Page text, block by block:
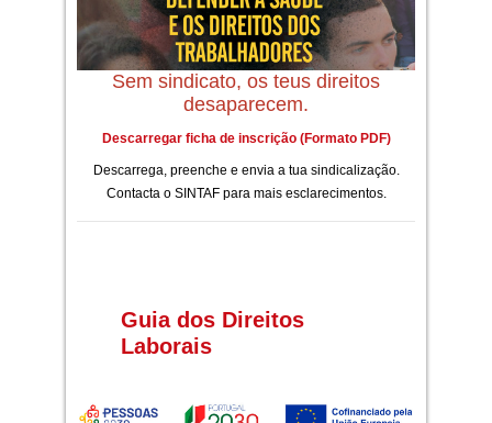
Sem sindicato, os teus direitos
desaparecem.
Descarregar ficha de inscrição (Formato PDF)
Descarrega, preenche e envia a tua sindicalização.
Contacta o SINTAF para mais esclarecimentos.
Guia dos Direitos
Laborais